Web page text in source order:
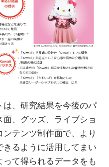
、研究結果を今後のパ
、グッズ、ライブショ
テンツ制作面で、より
るように活用してまい
て得られるデータをも